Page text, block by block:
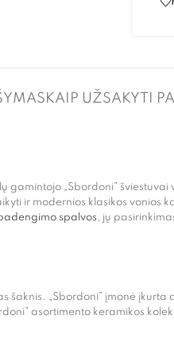
KAIP UŽSAKYTI
„Sbordoni”
ir modernios klasikos
spalvos , jų
šaknis. „Sbordoni” įmonė
asortimento keramikos